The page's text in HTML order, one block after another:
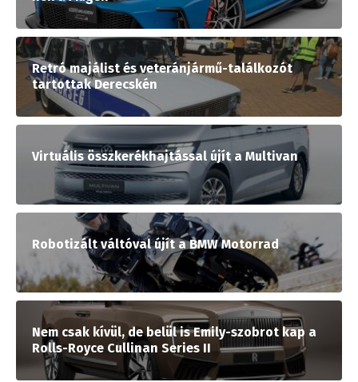
Retró majálist és veteránjármű-találkozót
tartottak Derecskén
Virtuális összkerékhajtással újít a Multivan
Robotizált váltóval újít a BMW Motorrad
Nem csak kívül, de belül is Emily-szobrot kap a
Rolls-Royce Cullinan Series II